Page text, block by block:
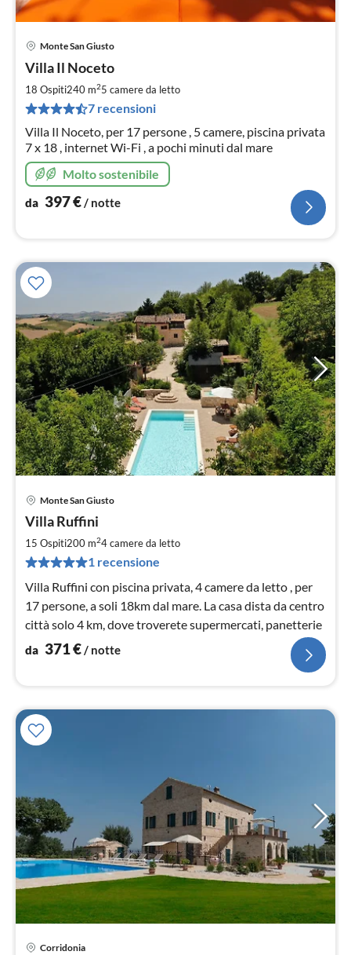
Monte San Giusto
Villa Il Noceto
18 Ospiti240 m25 camere da letto
7 recensioni
Villa Il Noceto, per 17 persone , 5 camere, piscina privata
7 x 18 , internet Wi-Fi , a pochi minuti dal mare
Molto sostenibile
da 397€/ notte
Monte San Giusto
Villa Ruffini
15 Ospiti200 m24camere da letto
1 recensione
Villa Ruffini con piscina privata, 4 camere da letto , per
17 persone, a soli 18km dal mare. La casa dista da centro
città solo 4 km, dove troverete supermercati, panetterie
da 371€/ notte
Corridonia